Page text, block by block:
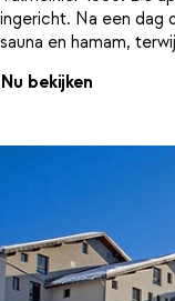
ingericht. Na een dag
sauna en hamam,
of om iets te drinken
Nu bekijken